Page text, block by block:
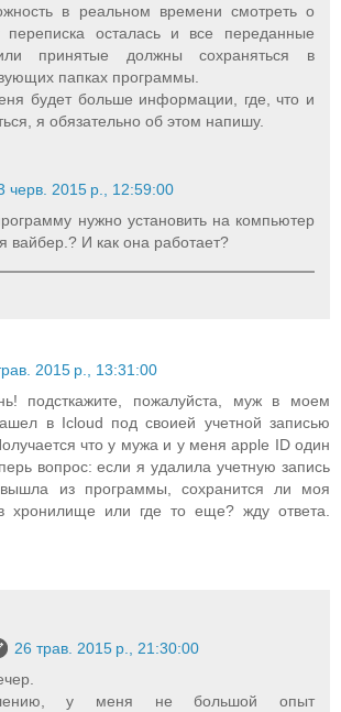
в реальном времени смотреть о
осталась и все переданные
принятые должны сохраняться в
папках программы.
будет больше информации, где, что и
я обязательно об этом напишу.
черв. 2015 р., 12:59:00
нужно установить на компьютер
вайбер.? И как она работает?
2015 р., 13:31:00
подсткажите, пожалуйста, муж в моем
в Icloud под своией учетной записью
что у мужа и у меня apple ID один
вопрос: если я удалила учетную запись
из программы, сохранится ли моя
хронилище или где то еще? жду ответа.
26 трав. 2015 р., 21:30:00
у меня не большой опыт